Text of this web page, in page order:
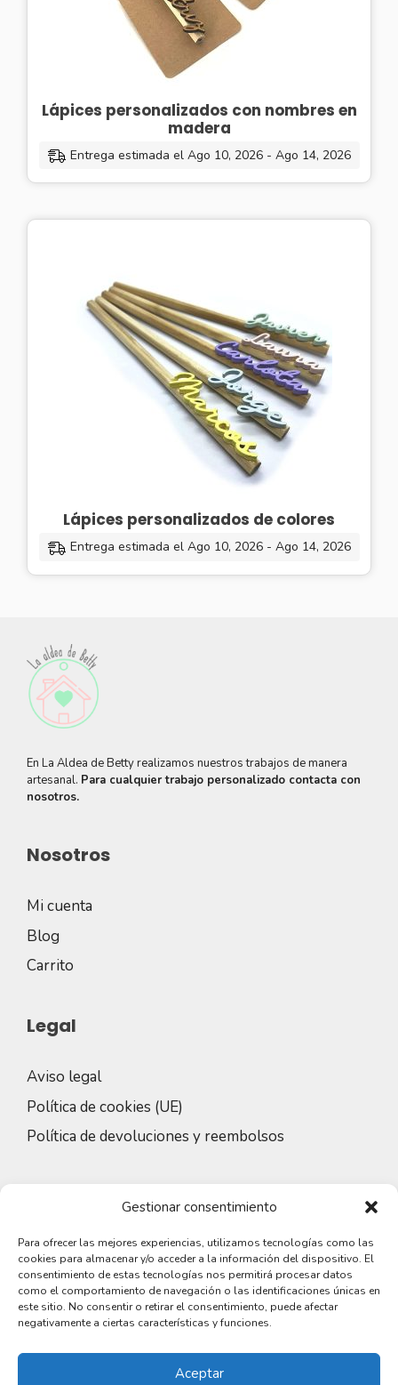
Gestionar consentimiento
Para ofrecer las mejores experiencias, utilizamos tecnologías como las
cookies para almacenar y/o acceder a la información del dispositivo. El
consentimiento de estas tecnologías nos permitirá procesar datos
como el comportamiento de navegación o las identificaciones únicas en
este sitio. No consentir o retirar el consentimiento, puede afectar
negativamente a ciertas características y funciones.
Aceptar
Lápices personalizados con nombres en
madera
Entrega estimada el Ago 10, 2026 - Ago 14, 2026
Lápices personalizados de colores
Entrega estimada el Ago 10, 2026 - Ago 14, 2026
En La Aldea de Betty realizamos nuestros trabajos de manera
artesanal. Para cualquier trabajo personalizado contacta con
nosotros.
Nosotros
Mi cuenta
Blog
Carrito
Legal
Aviso legal
Política de cookies (UE)
Política de devoluciones y reembolsos
Redes sociales